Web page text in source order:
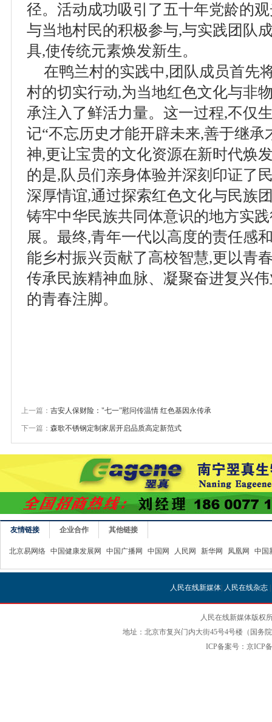
径。活动成功吸引了五十年党龄的
与当地村民的积极参与,与实践团队
具,使传统元素焕发新生。
在鸭兰村的实践中,团队成员首先
村的切实行动,为当地红色文化与非
承注入了鲜活力量。这一过程,不仅
记“不忘历史才能开辟未来,善于继承
神,更让宝贵的文化资源在新时代焕
的是,队员们亲身体验并深刻印证了
深厚情谊,通过探索红色文化与民族
铸牢中华民族共同体意识的地方实
展。最终,青年一代以高度的责任感
能乡村振兴贡献了高校智慧,更以青
传承民族精神血脉、凝聚奋进复兴
的青春注脚。
上一篇： 吉安人保财险："七一”慰问传温情 红色基因永传承
下一篇： 森歌不锈钢定制家居开启品质高定新范式
友情链接 企业合作 其他链接
北京易网络 中国健康发展网 中国广播网 中国网 人民网 新华网 凤凰网 中国
人民在线新媒体| 人民在线杂志|
人民在线新媒体版权
地址：北京市复兴门内大街45号4号楼（国务
ICP备案号：京ICP